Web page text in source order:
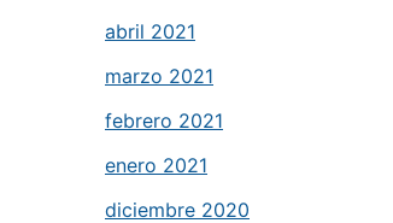
abril 2021
marzo 2021
febrero 2021
enero 2021
diciembre 2020